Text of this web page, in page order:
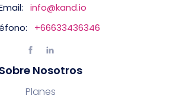
info@kand.io
+66633436346
Sobre Nosotros
Planes